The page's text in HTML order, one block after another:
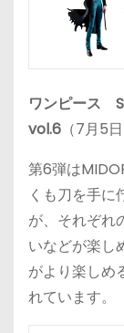
ワンピース
vol.6 （7月5
第6弾は
くも刀を手に
が、それぞれ
いなどが楽し
がより楽しめ
れています。